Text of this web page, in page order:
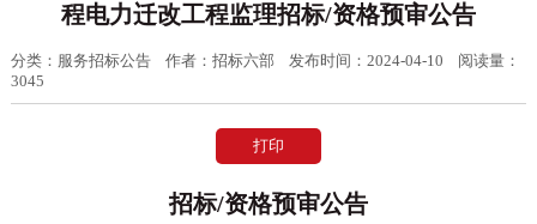
程电力迁改工程监理招标/资格预审公告
分类：服务招标公告 作者：招标六部 发布时间：2024-04-10
阅读量：
3045
打印
招标/资格预审公告